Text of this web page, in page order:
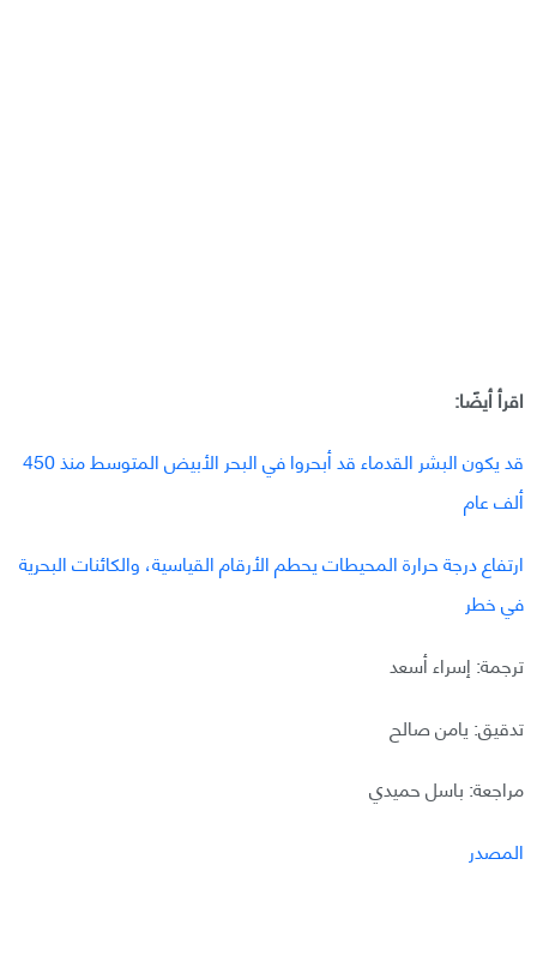
اقرأ أيضًا:
قد يكون البشر القدماء قد أبحروا في البحر الأبيض المتوسط منذ 450
ألف عام
ارتفاع درجة حرارة المحيطات يحطم الأرقام القياسية، والكائنات البحرية
في خطر
ترجمة: إسراء أسعد
تدقيق: يامن صالح
مراجعة: باسل حميدي
المصدر